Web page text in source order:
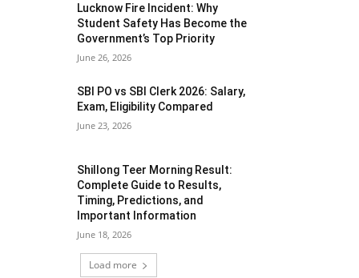
Lucknow Fire Incident: Why
Student Safety Has Become the
Government’s Top Priority
June 26, 2026
SBI PO vs SBI Clerk 2026: Salary,
Exam, Eligibility Compared
June 23, 2026
Shillong Teer Morning Result:
Complete Guide to Results,
Timing, Predictions, and
Important Information
June 18, 2026
Load more